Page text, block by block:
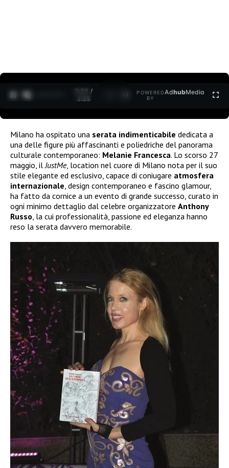
0:30 /
3:35
POWERED
BY
AdhubMedia
Milano ha ospitato una serata indimenticabile dedicata a
una delle figure più affascinanti e poliedriche del panorama
culturale contemporaneo: Melanie Francesca. Lo scorso 27
maggio, il JustMe, location nel cuore di Milano nota per il suo
stile elegante ed esclusivo, capace di coniugare atmosfera
internazionale , design contemporaneo e fascino glamour,
ha fatto da cornice a un evento di grande successo, curato in
ogni minimo dettaglio dal celebre organizzatore Anthony
Russo , la cui professionalità, passione ed eleganza hanno
reso la serata davvero memorabile.